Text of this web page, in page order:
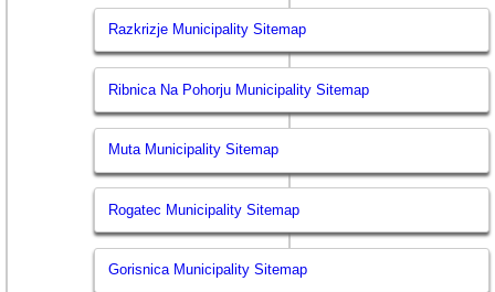
Razkrizje Municipality Sitemap
Ribnica Na Pohorju Municipality Sitemap
Muta Municipality Sitemap
Rogatec Municipality Sitemap
Gorisnica Municipality Sitemap